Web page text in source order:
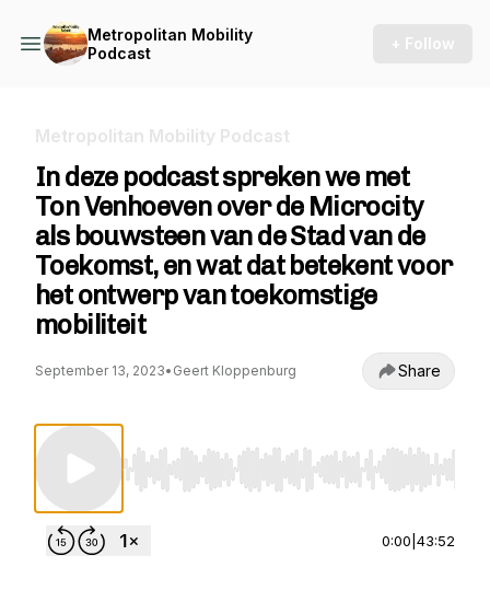
Metropolitan Mobility
Podcast
+ Follow
Metropolitan Mobility Podcast
In deze podcast spreken we met
Ton Venhoeven over de Microcity
als bouwsteen van de Stad van de
Toekomst, en wat dat betekent voor
het ontwerp van toekomstige
mobiliteit
September 13, 2023• Geert Kloppenburg Share
Use Left/Right to seek, Home/End to jump to
0:00 43:52